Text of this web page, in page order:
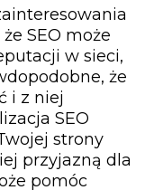
SEO może
w sieci,
że
i z niej
SEO
strony
przyjazną dla
pomóc